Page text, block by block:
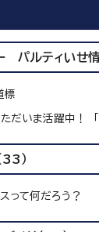
パルティい
標
だいま活躍中！ 「
）
スって何だろう？